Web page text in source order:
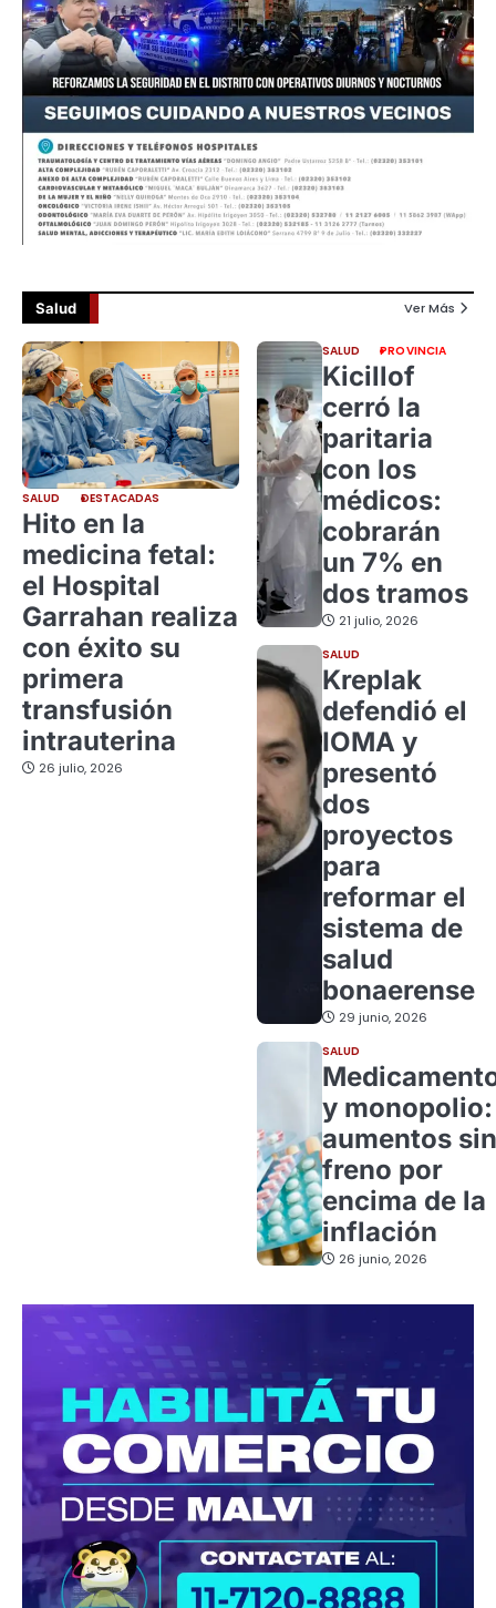
Salud Ver Más
SALUD DESTACADAS
Hito en la
medicina fetal:
el Hospital
Garrahan realiza
con éxito su
primera
transfusión
intrauterina
26 julio, 2026
SALUD PROVINCIA
Kicillof
cerró la
paritaria
con los
médicos:
cobrarán
un 7% en
dos tramos
21 julio, 2026
SALUD
Kreplak
defendió el
IOMA y
presentó
dos
proyectos
para
reformar el
sistema de
salud
bonaerense
29 junio, 2026
SALUD
y monopolio:
aumentos sin
freno por
encima de la
inflación
26 junio, 2026